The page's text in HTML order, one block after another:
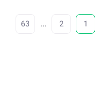
1
2
...
63